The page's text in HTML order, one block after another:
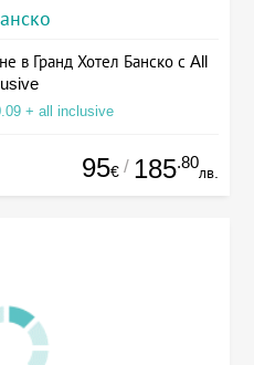
в Гранд Хотел Банско с All
+ all inclusive
95€ / 185.80
лв.